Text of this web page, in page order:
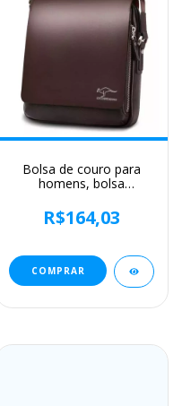
Bolsa de couro para
homens, bolsa
bolsa crossbody casual,
bolsa de negócios,
nova, promoção
R$164,03
COMPRAR